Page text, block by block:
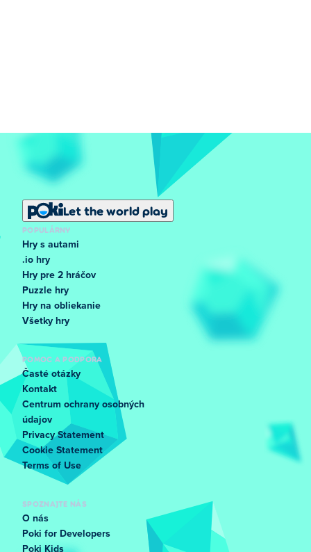
Let the world play
POPULÁRNY
Hry s autami
.io hry
Hry pre 2 hráčov
Puzzle hry
Hry na obliekanie
Všetky hry
POMOC A PODPORA
Časté otázky
Kontakt
Centrum ochrany osobných
údajov
Privacy Statement
Cookie Statement
Terms of Use
SPOZNAJTE NÁS
O nás
Poki for Developers
Poki Kids